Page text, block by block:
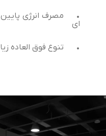
•
مصرف انرژی
ای
• تنوع فوق العاده